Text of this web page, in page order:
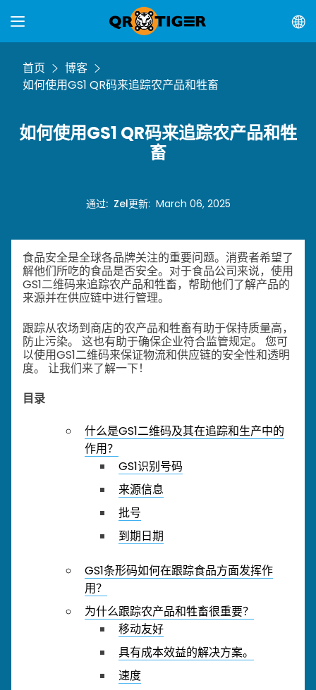
首页
博客
如何使用GS1 QR码来追踪农产品和牲畜
如何使用GS1 QR码来追踪农产品和牲
畜
通过: Zel更新: March 06, 2025
食品安全是全球各品牌关注的重要问题。消费者希望了
解他们所吃的食品是否安全。对于食品公司来说，使用
GS1二维码来追踪农产品和牲畜，帮助他们了解产品的
来源并在供应链中进行管理。
跟踪从农场到商店的农产品和牲畜有助于保持质量高，
防止污染。 这也有助于确保企业符合监管规定。 您可
以使用GS1二维码来保证物流和供应链的安全性和透明
度。 让我们来了解一下！
目录
什么是GS1二维码及其在追踪和生产中的
作用？
GS1识别号码
来源信息
批号
到期日期
GS1条形码如何在跟踪食品方面发挥作
用？
为什么跟踪农产品和牲畜很重要？
移动友好
具有成本效益的解决方案。
速度